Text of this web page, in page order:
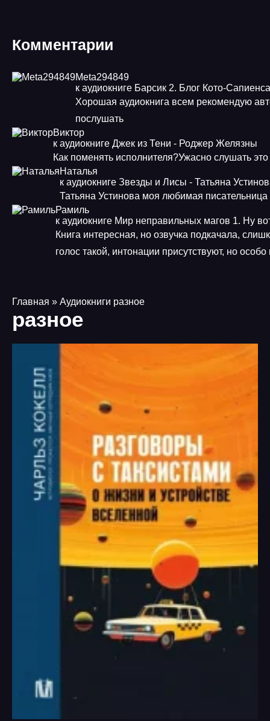
Комментарии
Meta294849
к аудиокниге Барсик 2. Блог Кото-
Хорошая аудиокнига всем рекомендую
послушать
Виктор
к аудиокниге Джек из Тени - Роджер Желязны
Как поменять исполнителя?Ужасно слушать
Наталья
к аудиокниге Звезды и Лисы - Татьяна
Татьяна Устинова моя любимая писательница
Рамиль
к аудиокниге Мир неправильных магов 1. Ну
Книга интересная, но озвучка подкачала,
голос такой, интонации присутствуют, но
Главная » Аудиокниги разное
разное